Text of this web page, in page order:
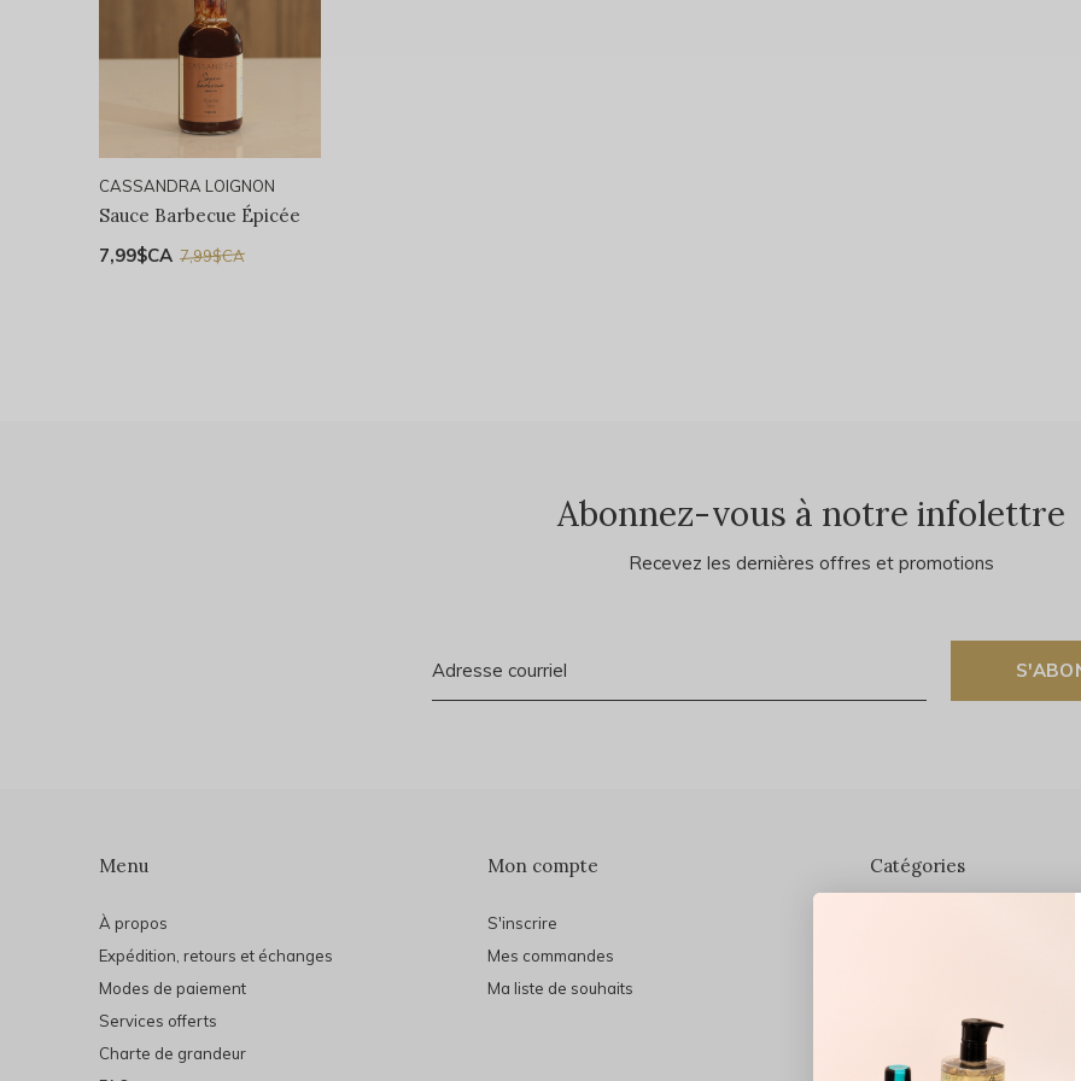
CASSANDRA LOIGNON
Sauce Barbecue Épicée
7,99$CA 7,99$CA
Abonnez-vous à notre infolettre
Recevez les dernières offres et promotions
Menu
À propos
Expédition, retours et échanges
Modes de paiement
Services offerts
Charte de grandeur
Mon compte
S'inscrire
Mes commandes
Ma liste de souhaits
Catégories
Soins du visage